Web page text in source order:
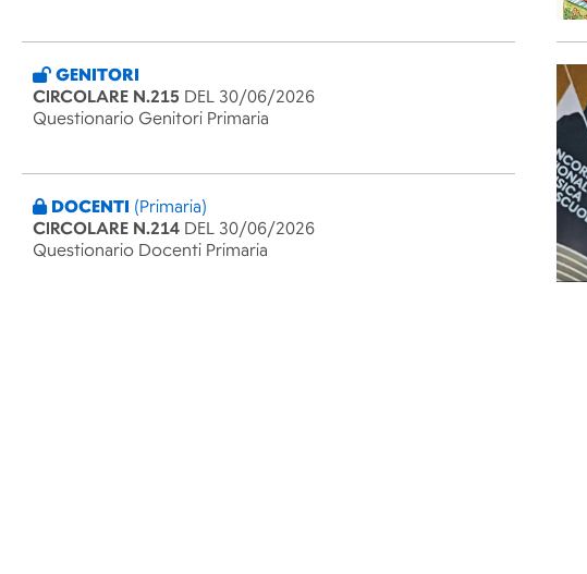
GENITORI
CIRCOLARE N.215 DEL 30/06/2026
Questionario Genitori Primaria
DOCENTI (Primaria)
CIRCOLARE N.214 DEL 30/06/2026
Questionario Docenti Primaria